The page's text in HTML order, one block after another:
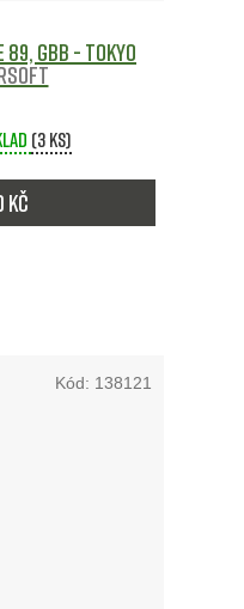
GBB - Tokyo
(3 ks)
Kč
Kód: 138121